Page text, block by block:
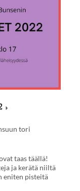
tori
taas täällä!
ja kerätä niiltä
eniten pisteitä